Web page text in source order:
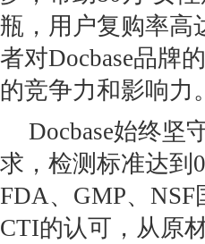
瓶，用户复购率高
者对Docbase品牌
的竞争力和影响力。
Docbase始终坚
求，检测标准达到
FDA、GMP、
CTI的认可，从原